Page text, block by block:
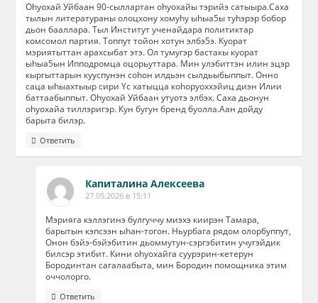
Оhуохай Уйбаан 90-сыллартан оhуохайы тэрийэ сатыыра.Саха
тылын литератураны олоцхону хомуhу ыhыа5ы туhэрэр бобор
дьон бааллара. Тыл Институт ученайдара политиктар
комсомол партия. Топпут тойон хотун элбэ5э. Куорат
мэриятыттан арахсыбат этэ. Ол тумугэр бастакы куорат
ыhыа5ын Ипподромца оцорьуттара. Мин улэбиттэн илин эцэр
кыргыттарын кууспунэн соhон илдьэн сылдьыбыппыт. Онно
саца ыhыахтыыр сири Yс хатыцца коhоруоххэйиц диэн Илии
баттаабыппыт. Оhуохай Уйбаан утуотэ элбэх. Саха дьонун
оhуохайа тиллэригэр. Кун бугун бренд буолла.Аан дойду
барыта билэр.
Ответить
Капиталина Алексеева
27.05.2026 в 15:11
Мэрияга кэллэгинэ булгуччу миэхэ киирэн Тамара,
барытын кэпсээн ыhaн-тогон. Ньурбага рядом олорбуппут,
Онон бэйэ-бэйэбитин дьоммутун-сэргэбитин учугэйдик
билсэр этибит. Кини оhуохайга суурэрин-кетерун
Бородинтан сагалаабыта, мин Бородин помощника этим
оччолорго.
Ответить